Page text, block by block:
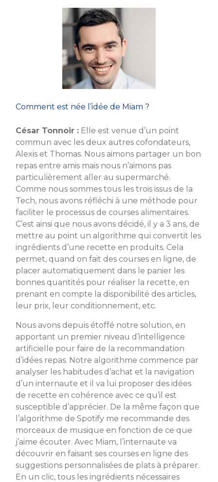
Comment est née l’idée de Miam ?
César Tonnoir : Elle est venue d’un point
commun avec les deux autres cofondateurs,
Alexis et Thomas. Nous aimons partager un bon
repas entre amis mais nous n’aimons pas
particulièrement aller au supermarché.
Comme nous sommes tous les trois issus de la
Tech, nous avons réfléchi à une méthode pour
faciliter le processus de courses alimentaires.
C’est ainsi que nous avons décidé, il y a 3 ans, de
mettre au point un algorithme qui convertit les
ingrédients d’une recette en produits. Cela
permet, quand on fait des courses en ligne, de
placer automatiquement dans le panier les
bonnes quantités pour réaliser la recette, en
prenant en compte la disponibilité des articles,
leur prix, leur conditionnement, etc.
Nous avons depuis étoffé notre solution, en
apportant un premier niveau d’intelligence
artificielle pour faire de la recommandation
d’idées repas. Notre algorithme commence par
analyser les habitudes d’achat et la navigation
d’un internaute et il va lui proposer des idées
de recette en cohérence avec ce qu’il est
susceptible d’apprécier. De la même façon que
l’algorithme de Spotify me recommande des
morceaux de musique en fonction de ce que
j’aime écouter. Avec Miam, l’internaute va
découvrir en faisant ses courses en ligne des
suggestions personnalisées de plats à préparer.
En un clic, tous les ingrédients nécessaires